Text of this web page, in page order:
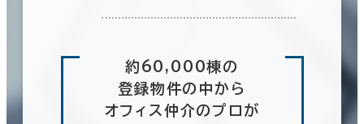
約60,000棟の
登録物件の中から
オフィス仲介のプロが